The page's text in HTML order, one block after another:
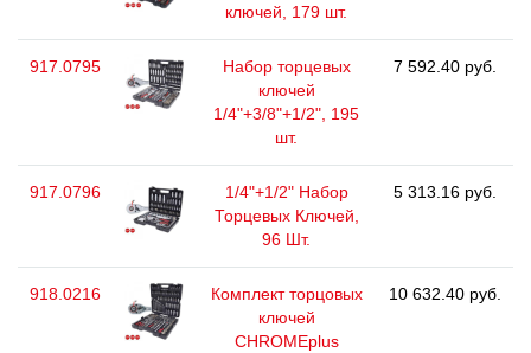
ключей, 179 шт.
917.0795
Набор торцевых
ключей
1/4"+3/8"+1/2", 195
шт.
7 592.40 руб.
917.0796
1/4"+1/2" Набор
Торцевых Ключей,
96 Шт.
5 313.16 руб.
918.0216
Комплект торцовых
ключей
CHROMEplus
10 632.40 руб.